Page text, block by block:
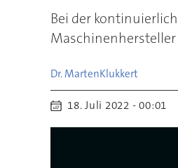
Bei der
Dr. MartenKlukkert
18. Juli 2022 - 00:01